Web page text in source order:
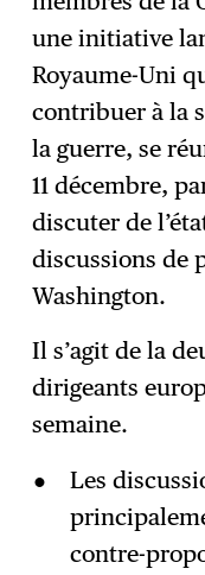
→ S'abonner
une initiative
Royaume-Uni
contribuer à la
la guerre, se
11 décembre,
discuter de
discussions de
Washington.
Il s’agit de la
dirigeants
semaine.
Les
contre-